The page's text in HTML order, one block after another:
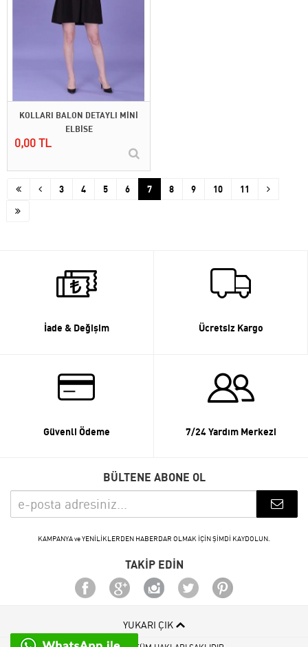
KOLLARI BALON DETAYLI MİNİ
ELBİSE
0,00 TL
3 4 5 6 7 8 9 10 11
İade & Değişim Ücretsiz Kargo
Güvenli Ödeme 7/24 Yardım Merkezi
BÜLTENE ABONE OL
KAMPANYA ve YENİLİKLERDEN HABERDAR OLMAK İÇİN ŞİMDİ KAYDOLUN.
TAKİP EDİN
YUKARI ÇIK